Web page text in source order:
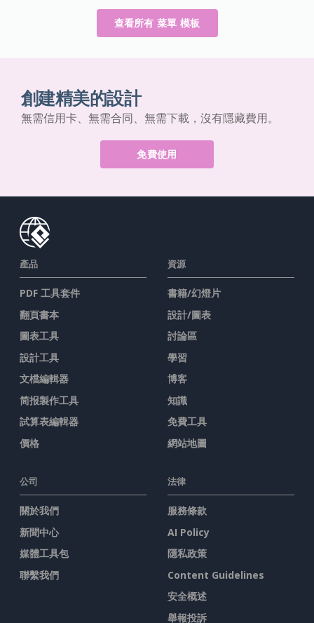
查看所有 菜單 模板
創建精美的設計
無需信用卡、無需合同、無需下載，沒有隱藏費用。
免費使用
產品
PDF 工具套件
翻頁書本
圖表工具
設計工具
文檔編輯器
简报製作工具
試算表編輯器
價格
資源
書籍/幻燈片
設計/圖表
討論區
學習
博客
知識
免費工具
網站地圖
公司
關於我們
新聞中心
媒體工具包
聯繫我們
法律
服務條款
AI Policy
隱私政策
Content Guidelines
安全概述
舉報投訴